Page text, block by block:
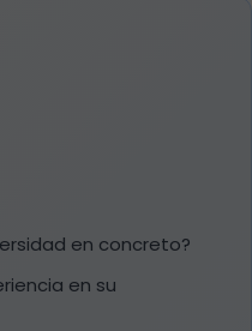
en concreto?
en su